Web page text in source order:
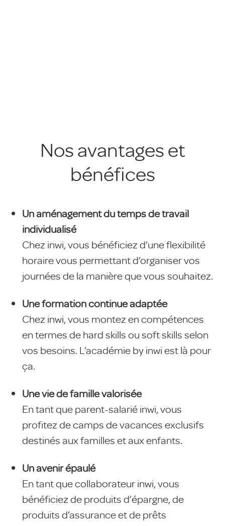
Nos avantages et
bénéfices
Un aménagement du temps de travail
individualisé
Chez inwi, vous bénéficiez d’une flexibilité
horaire vous permettant d’organiser vos
journées de la manière que vous souhaitez.
Une formation continue adaptée
Chez inwi, vous montez en compétences
en termes de hard skills ou soft skills selon
vos besoins. L’académie by inwi est là pour
ça.
Une vie de famille valorisée
En tant que parent-salarié inwi, vous
profitez de camps de vacances exclusifs
destinés aux familles et aux enfants.
Un avenir épaulé
En tant que collaborateur inwi, vous
bénéficiez de produits d’épargne, de
produits d’assurance et de prêts